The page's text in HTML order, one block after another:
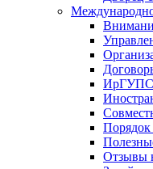
ИрГУПС
Отзывы